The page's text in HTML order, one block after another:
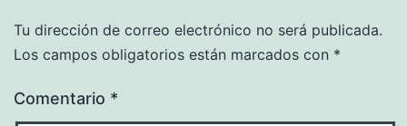
Tu dirección de correo electrónico no será publicada.
Los campos obligatorios están marcados con *
Comentario *